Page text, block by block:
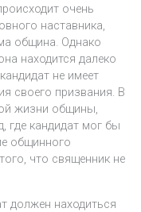
очень
наставника,
община. Однако
находится далеко
не имеет
своего призвания. В
жизни общины,
где кандидат мог бы
общинного
что священник не
должен находиться